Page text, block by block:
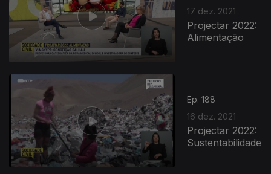
17 dez. 2021
Projectar 2022:
Alimentação
Ep. 188
16 dez. 2021
Projectar 2022:
Sustentabilidade